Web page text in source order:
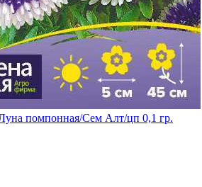
помпонная/Сем Алт/цп 0,1 гр.